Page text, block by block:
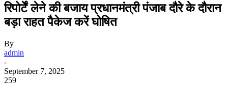
रिपोर्टें लेने की बजाय प्रधानमंत्री पंजाब दौरे के दौरान
बड़ा राहत पैकेज करें घोषित
By
admin
-
September 7, 2025
259